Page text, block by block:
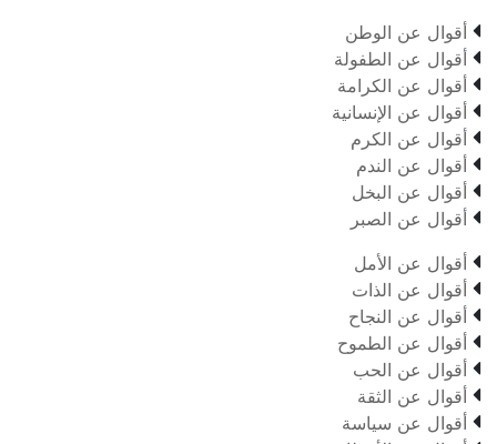
 أقوال عن الوطن
 أقوال عن الطفولة
 أقوال عن الكرامة
 أقوال عن الإنسانية
 أقوال عن الكرم
 أقوال عن الندم
 أقوال عن البخل
 أقوال عن الصبر
 أقوال عن الأمل
 أقوال عن الذات
 أقوال عن النجاح
 أقوال عن الطموح
 أقوال عن الحب
 أقوال عن الثقة
 أقوال عن سياسة